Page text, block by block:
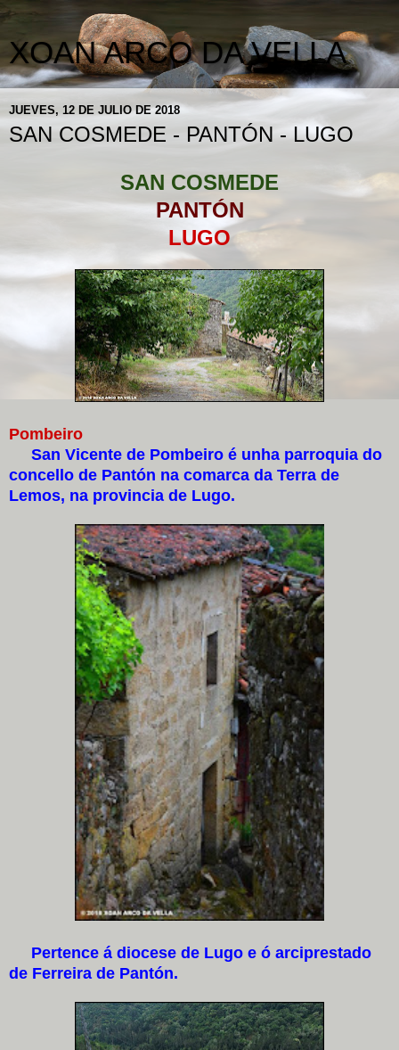
XOAN ARCO DA VELLA
JUEVES, 12 DE JULIO DE 2018
SAN COSMEDE - PANTÓN - LUGO
SAN COSMEDE
PANTÓN
LUGO
Pombeiro
San Vicente de Pombeiro é unha parroquia do
concello de Pantón na comarca da Terra de
Lemos, na provincia de Lugo.
Pertence á diocese de Lugo e ó arciprestado
de Ferreira de Pantón.